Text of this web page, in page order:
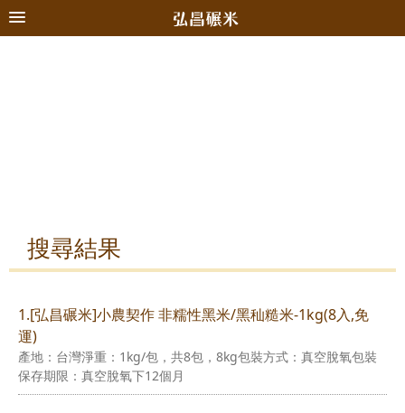
搜尋結果
1.[弘昌碾米]小農契作 非糯性黑米/黑秈糙米-1kg(8入,免
運)
產地：台灣淨重：1kg/包，共8包，8kg包裝方式：真空脫氧包裝
保存期限：真空脫氧下12個月